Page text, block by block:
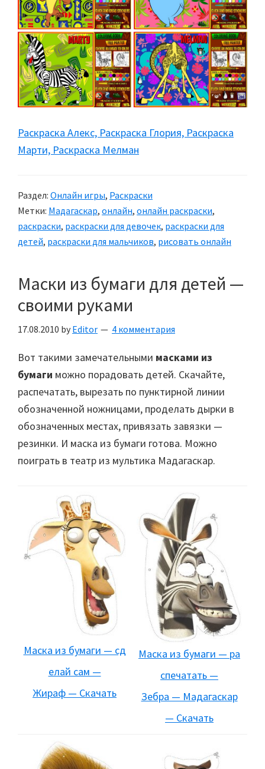
Раскраска Алекс, Раскраска Глория, Раскраска
Марти, Раскраска Мелман
Раздел: Онлайн игры, Раскраски
Метки: Мадагаскар, онлайн, онлайн раскраски,
раскраски, раскраски для девочек, раскраски для
детей, раскраски для мальчиков, рисовать онлайн
Маски из бумаги для детей —
своими руками
17.08.2010 by Editor 4 комментария
Вот такими замечательными масками из
бумаги можно порадовать детей. Скачайте,
распечатать, вырезать по пунктирной линии
обозначенной ножницами, проделать дырки в
обозначенных местах, привязать завязки —
резинки. И маска из бумаги готова. Можно
поиграть в театр из мультика Мадагаскар.
Маска из бумаги — сд
елай сам —
Жираф — Скачать
Маска из бумаги — ра
спечатать —
Зебра — Мадагаскар
— Скачать